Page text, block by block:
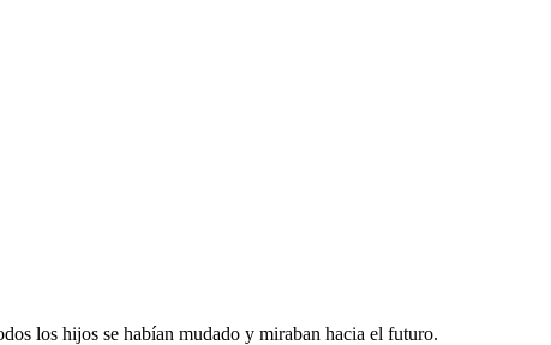
los hijos se habían mudado y miraban hacia el futuro.